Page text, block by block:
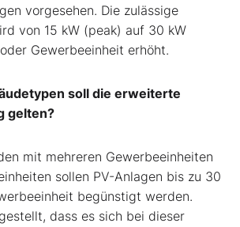
vorgesehen. Die zulässige
von 15 kW (peak) auf 30 kW
Gewerbeeinheit erhöht.
soll die erweiterte
gelten?
mit mehreren Gewerbeeinheiten
sollen PV-Anlagen bis zu 30
begünstigt werden.
dass es sich bei dieser